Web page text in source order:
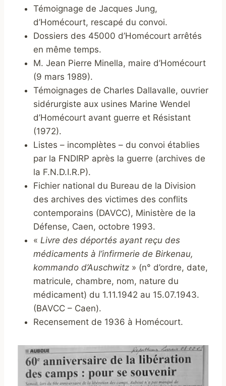
Témoignage de Jacques Jung,
d’Homécourt, rescapé du convoi.
Dossiers des 45000 d’Homécourt arrêtés
en même temps.
M. Jean Pierre Minella, maire d’Homécourt
(9 mars 1989).
Témoignages de Charles Dallavalle, ouvrier
sidérurgiste aux usines Marine Wendel
d’Homécourt avant guerre et Résistant
(1972).
Listes – incomplètes – du convoi établies
par la FNDIRP après la guerre (archives de
la F.N.D.I.R.P).
Fichier national du Bureau de la Division
des archives des victimes des conflits
contemporains (DAVCC), Ministère de la
Défense, Caen, octobre 1993.
« Livre des déportés ayant reçu des
médicaments à l’infirmerie de Birkenau,
kommando d’Auschwitz » (n° d’ordre, date,
matricule, chambre, nom, nature du
médicament) du 1.11.1942 au 15.07.1943.
(BAVCC – Caen).
Recensement de 1936 à Homécourt.